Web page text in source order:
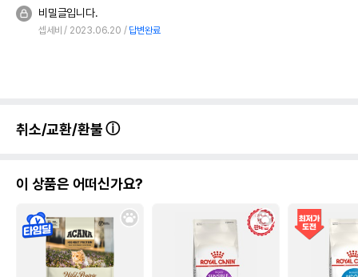
비밀글입니다.
셉세비 2023.06.20 답변완료
취소/교환/환불
이 상품은 어떠신가요?